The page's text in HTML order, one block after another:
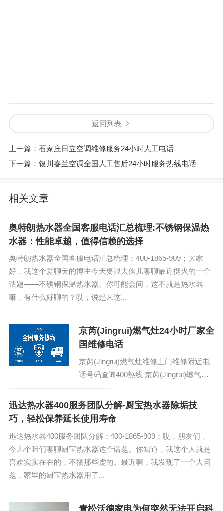
返回列表
上一篇： 石家庄日立空调维修服务24小时人工电话
下一篇： 银川春兰空调全国人工售后24小时服务热线电话
相关文章
奥特朗热水器全国客服电话汇总梳理:不锈钢保温热
水器：性能卓越，值得信赖的选择
奥特朗热水器全国客服电话汇总梳理：400-1865-909；大家
好，我这个爱聊天的博主今天要跟大伙儿聊聊最近挺火的一个
话题——不锈钢保温热水器。你可能会问，这不就是热水器
嘛，有什么好聊的？哎，说起来这...
京芮(Jingrui)燃气灶24小时厂家全
国维修电话
京芮(Jingrui)燃气灶维修上门维修附近电
话号码查询400热线 京芮(Jingrui)燃气灶
909（点...
迅达热水器400服务团队分解-厨宝热水器除垢技
巧，轻松保养延长使用寿命
迅达热水器400服务团队分解：400-1865-909；哎，朋友们，
今儿个咱们聊聊厨宝热水器这个话题。你知道，我这个人就是
喜欢实实在在的，不搞那些虚的。最近啊，我发现了一个大问
题，家里的厨宝热水器用了...
青松沃德家电为何突然无法开启科